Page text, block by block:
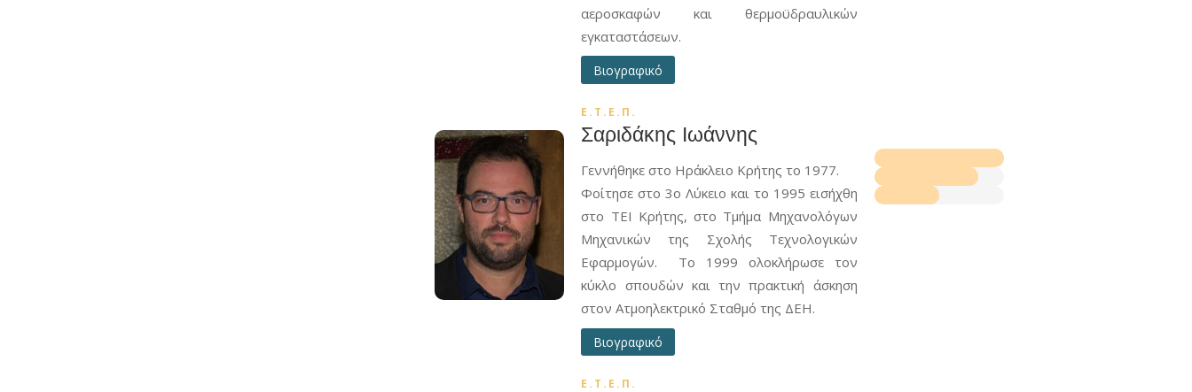
αεροσκαφών και θερμοϋδραυλικών
εγκαταστάσεων.
Βιογραφικό
Ε.Τ.Ε.Π.
Σαριδάκης Ιωάννης
Γεννήθηκε στο Ηράκλειο Κρήτης το 1977.
Φοίτησε στο 3ο Λύκειο και το 1995 εισήχθη
στο ΤΕΙ Κρήτης, στο Τμήμα Μηχανολόγων
Μηχανικών της Σχολής Τεχνολογικών
Εφαρμογών. Το 1999 ολοκλήρωσε τον
κύκλο σπουδών και την πρακτική άσκηση
στον Ατμοηλεκτρικό Σταθμό της ΔΕΗ.
Βιογραφικό
Ε.Τ.Ε.Π.